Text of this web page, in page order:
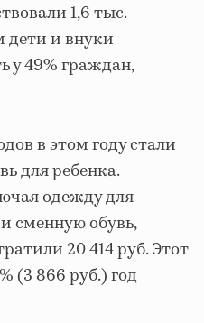
1,6 тыс.
дети и внуки
у 49% граждан,
в этом году стали
для ребенка.
одежду для
сменную обувь,
20 414 руб. Этот
(3 866 руб.) год